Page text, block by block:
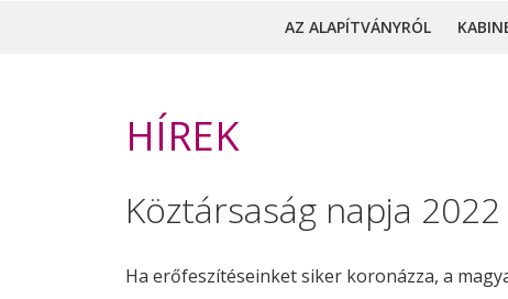
AZ ALAPÍTVÁNYRÓL
HÍREK
Köztársaság napja 2022
Ha erőfeszítéseinket siker koronázza, a